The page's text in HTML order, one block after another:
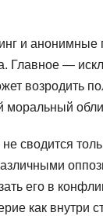
и
Главное —
возродить
моральный
сводится
его в
как внутри